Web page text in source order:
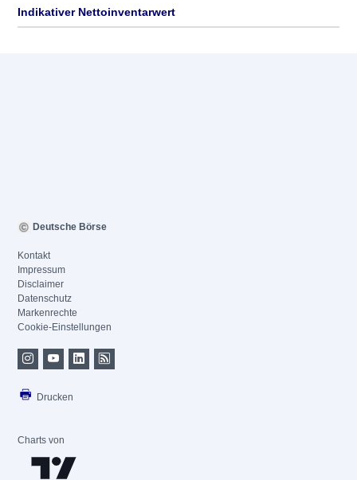
Indikativer Nettoinventarwert
Deutsche Börse
Kontakt
Impressum
Disclaimer
Datenschutz
Markenrechte
Cookie-Einstellungen
Drucken
Charts von